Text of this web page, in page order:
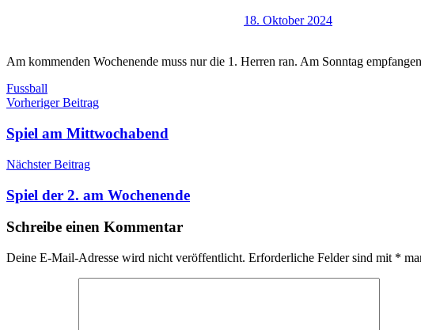
18. Oktober 2024
Am kommenden Wochenende muss nur die 1. Herren ran. Am Sonntag
Fussball
Beitragsnavigation
Vorheriger Beitrag
Spiel am Mittwochabend
Nächster Beitrag
Spiel der 2. am Wochenende
Schreibe einen Kommentar
Deine E-Mail-Adresse wird nicht veröffentlicht. Erforderliche Felder sind mit *